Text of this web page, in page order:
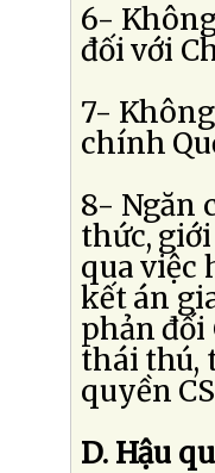
6-
đối với
7-
chính
8- Ngăn
thức,
qua việc
kết án
phản đối
thái thú,
quyền
D. Hậu